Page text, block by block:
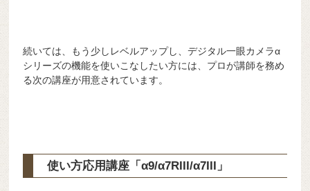
続いては、もう少しレベルアップし、デジタル一眼カメラα
シリーズの機能を使いこなしたい方には、プロが講師を務め
る次の講座が用意されています。
使い方応用講座 「α9/α7RIII/α7III」